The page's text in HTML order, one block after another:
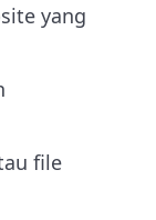
yang
file